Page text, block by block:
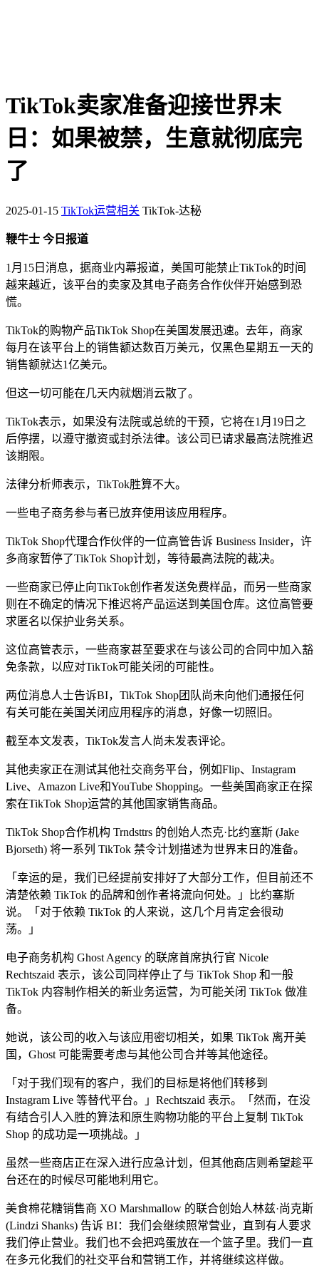
TikTok卖家准备迎接世界末
日：如果被禁，生意就彻底完
了
2025-01-15 TikTok运营相关 TikTok-达秘
鞭牛士 今日报道
1月15日消息，据商业内幕报道，美国可能禁止TikTok的时间
越来越近，该平台的卖家及其电子商务合作伙伴开始感到恐
慌。
TikTok的购物产品TikTok Shop在美国发展迅速。去年，商家
每月在该平台上的销售额达数百万美元，仅黑色星期五一天的
销售额就达1亿美元。
但这一切可能在几天内就烟消云散了。
TikTok表示，如果没有法院或总统的干预，它将在1月19日之
后停摆，以遵守撤资或封杀法律。该公司已请求最高法院推迟
该期限。
法律分析师表示，TikTok胜算不大。
一些电子商务参与者已放弃使用该应用程序。
TikTok Shop代理合作伙伴的一位高管告诉 Business Insider，许
多商家暂停了TikTok Shop计划，等待最高法院的裁决。
一些商家已停止向TikTok创作者发送免费样品，而另一些商家
则在不确定的情况下推迟将产品运送到美国仓库。这位高管要
求匿名以保护业务关系。
这位高管表示，一些商家甚至要求在与该公司的合同中加入豁
免条款，以应对TikTok可能关闭的可能性。
两位消息人士告诉BI，TikTok Shop团队尚未向他们通报任何
有关可能在美国关闭应用程序的消息，好像一切照旧。
截至本文发表，TikTok发言人尚未发表评论。
其他卖家正在测试其他社交商务平台，例如Flip、Instagram
Live、Amazon Live和YouTube Shopping。一些美国商家正在探
索在TikTok Shop运营的其他国家销售商品。
TikTok Shop合作机构 Trndsttrs 的创始人杰克·比约塞斯 (Jake
Bjorseth) 将一系列 TikTok 禁令计划描述为世界末日的准备。
「幸运的是，我们已经提前安排好了大部分工作，但目前还不
清楚依赖 TikTok 的品牌和创作者将流向何处。」比约塞斯
说。「对于依赖 TikTok 的人来说，这几个月肯定会很动
荡。」
电子商务机构 Ghost Agency 的联席首席执行官 Nicole
Rechtszaid 表示，该公司同样停止了与 TikTok Shop 和一般
TikTok 内容制作相关的新业务运营，为可能关闭 TikTok 做准
备。
她说，该公司的收入与该应用密切相关，如果 TikTok 离开美
国，Ghost 可能需要考虑与其他公司合并等其他途径。
「对于我们现有的客户，我们的目标是将他们转移到
Instagram Live 等替代平台。」Rechtszaid 表示。「然而，在没
有结合引人入胜的算法和原生购物功能的平台上复制 TikTok
Shop 的成功是一项挑战。」
虽然一些商店正在深入进行应急计划，但其他商店则希望趁平
台还在的时候尽可能地利用它。
美食棉花糖销售商 XO Marshmallow 的联合创始人林兹·尚克斯
(Lindzi Shanks) 告诉 BI：我们会继续照常营业，直到有人要求
我们停止营业。我们也不会把鸡蛋放在一个篮子里。我们一直
在多元化我们的社交平台和营销工作，并将继续这样做。